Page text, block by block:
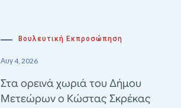
Βουλευτική Εκπροσώπηση
Αυγ 4, 2026
Στα ορεινά χωριά του Δήμου
Μετεώρων ο Κώστας Σκρέκας